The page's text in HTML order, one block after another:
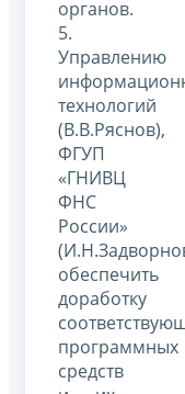
органов.
5.
Управлению
технологий
(В.В.Ряснов),
ФГУП
«ГНИВЦ
ФНС
России»
обеспечить
доработку
программных
средств